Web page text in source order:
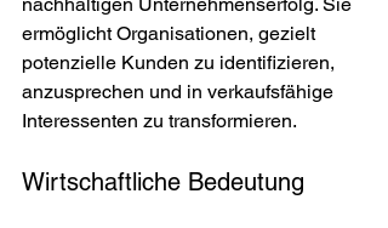
ermöglicht Organisationen, gezielt
potenzielle Kunden zu identifizieren,
anzusprechen und in verkaufsfähige
Interessenten zu transformieren.
Wirtschaftliche Bedeutung